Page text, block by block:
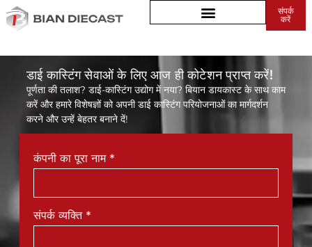
संपर्क
करें
स्ट्रीट लाइट हाउसिंग
डाई कास्टिंग सेवाओं के लिए आज ही कोटेशन प्राप्त करें!
पूर्णता की तलाश? डाई-कास्टिंग उद्योग में नया? बियान डायकास्ट के साथ काम
करें और हमारे विशेषज्ञों को अपनी डाई कास्टिंग परियोजनाओं का मार्गदर्शन
करने और उन्हें बेहतर बनाने दें!
कंपनी का पूरा नाम *
संपर्क व्यक्ति *